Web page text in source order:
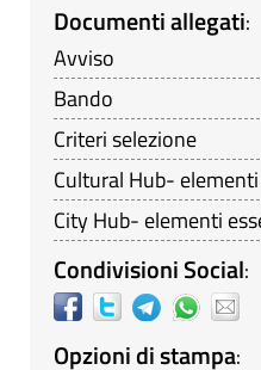
Documenti allegati:
Avviso
Bando
Criteri selezione
Cultural Hub-
City Hub- elementi
Condivisioni Social:
Opzioni di stampa: